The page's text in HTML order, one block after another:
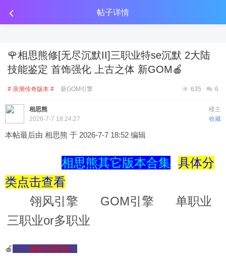
传奇工具分享 点击金币投放广告 点击金币投放广告
帖子详情
🌹相思熊修[无尽沉默II]三职业特se沉默 2大陆
技能鉴定 首饰强化 上古之体 新GOM🍎
# 亲测传奇版本 # 新GOM引擎 6
635
楼主
相思熊
收藏
2026-7-7 18:24:27
本帖最后由 相思熊 于 2026-7-7 18:52 编辑
相思熊其它版本合集 具体分
类点击查看
翎风引擎
GOM引擎
单职业
三职业or多职业
🍎 ★购买需知 ：